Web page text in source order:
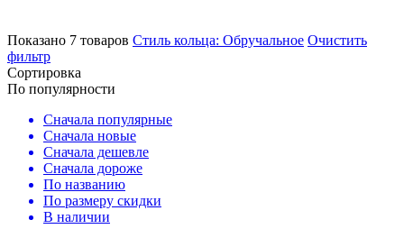
Показано 7 товаров Стиль кольца: Обручальное Очистить
фильтр
Сортировка
По популярности
Сначала популярные
Сначала новые
Сначала дешевле
Сначала дороже
По названию
По размеру скидки
В наличии